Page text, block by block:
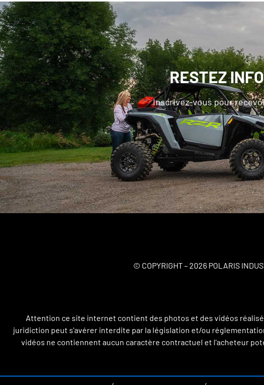
RESTEZ
Inscrivez-vous pour
© COPYRIGHT – 2026 POLARIS
Attention ce site internet contient des photos et des vidéos
juridiction peut s'avérer interdite par la législation et/ou
vidéos ne contiennent aucun caractère contractuel et l'acheteur